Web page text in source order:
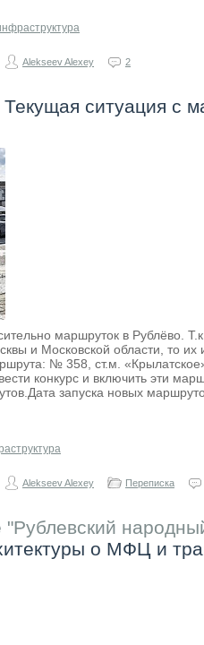
Alekseev Alexey 2
Текущая ситуация с
маршруток в Рублёво.
и Московской области, то их
№ 358, ст.м.
конкурс и включить эти
запуска новых
Alekseev Alexey Переписка
о МФЦ и